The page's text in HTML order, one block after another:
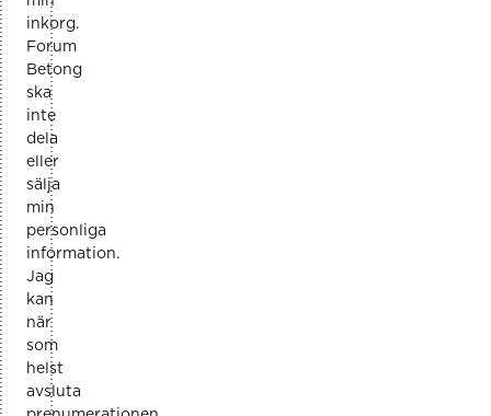
inkorg.
Forum
Betong
ska
inte
dela
eller
sälja
min
personliga
information.
Jag
kan
när
som
helst
avsluta